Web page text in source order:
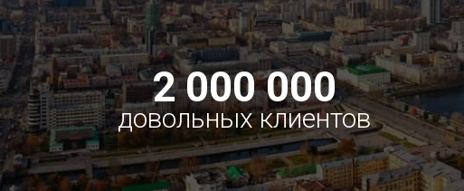
2 000 000
довольных клиентов